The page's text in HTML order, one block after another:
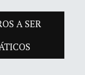
A SER